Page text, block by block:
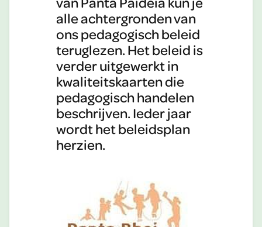
alle achtergronden van
ons pedagogisch beleid
teruglezen. Het beleid is
verder uitgewerkt in
kwaliteitskaarten die
pedagogisch handelen
beschrijven. Ieder jaar
wordt het beleidsplan
herzien.